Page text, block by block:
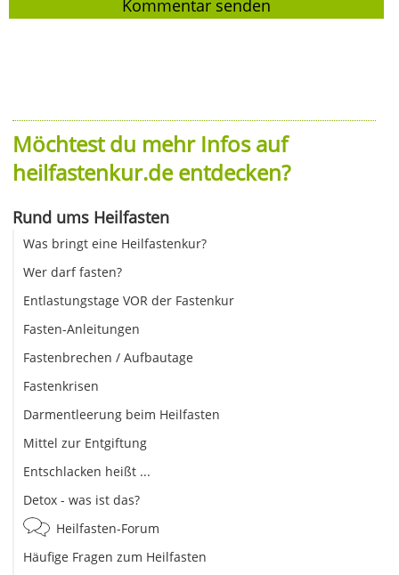
Möchtest du mehr Infos auf
heilfastenkur.de entdecken?
Rund ums Heilfasten
Was bringt eine Heilfastenkur?
Wer darf fasten?
Entlastungstage VOR der Fastenkur
Fasten-Anleitungen
Fastenbrechen / Aufbautage
Fastenkrisen
Darmentleerung beim Heilfasten
Mittel zur Entgiftung
Entschlacken heißt ...
Detox - was ist das?
Heilfasten-Forum
Häufige Fragen zum Heilfasten